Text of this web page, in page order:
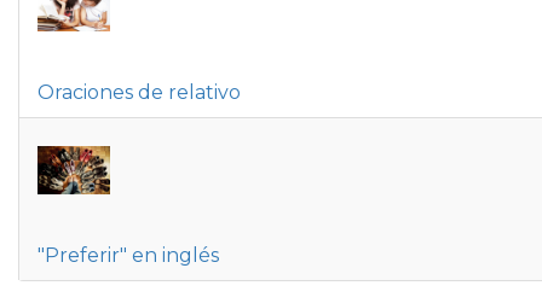
Oraciones de relativo
"Preferir" en inglés